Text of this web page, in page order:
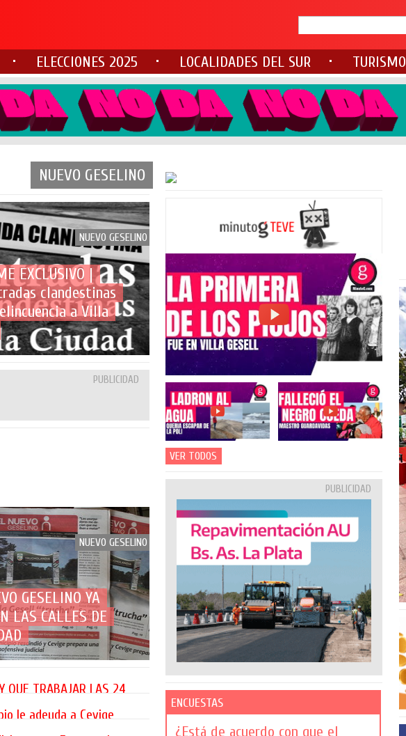
ELECCIONES 2025 LOCALIDADES DEL SUR TURISMO
NUEVO GESELINO
NUEVO GESELINO
EXCLUSIVO |
clandestinas
a Villa
PUBLICIDAD
NUEVO GESELINO
GESELINO YA
LAS CALLES DE
QUE TRABAJAR LAS 24
donde nace la
le adeuda a Cevige
VER TODOS
PUBLICIDAD
ENCUESTAS
¿Está de acuerdo con que el